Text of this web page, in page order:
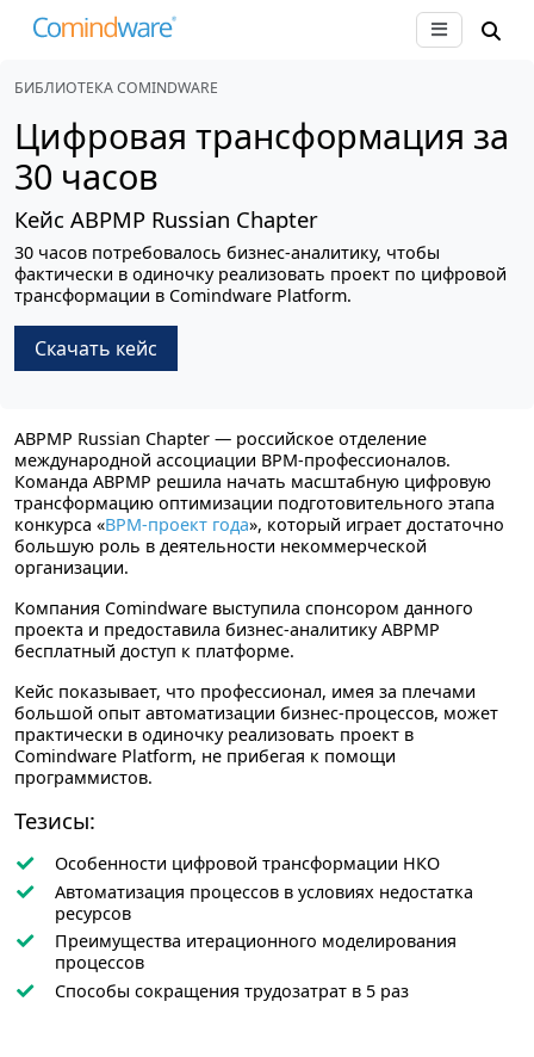
БИБЛИОТЕКА COMINDWARE
Цифровая трансформация за
30 часов
Кейс ABPMP Russian Chapter
30 часов потребовалось бизнес-аналитику, чтобы
фактически в одиночку реализовать проект по цифровой
трансформации в Comindware Platform.
Скачать кейс
ABPMP Russian Chapter — российское отделение
международной ассоциации BPM-профессионалов.
Команда ABPMP решила начать масштабную цифровую
трансформацию оптимизации подготовительного этапа
конкурса «BPM-проект года», который играет достаточно
большую роль в деятельности некоммерческой
организации.
Компания Comindware выступила спонсором данного
проекта и предоставила бизнес-аналитику ABPMP
бесплатный доступ к платформе.
Кейс показывает, что профессионал, имея за плечами
большой опыт автоматизации бизнес-процессов, может
практически в одиночку реализовать проект в
Comindware Platform, не прибегая к помощи
программистов.
Тезисы:
Особенности цифровой трансформации НКО
Автоматизация процессов в условиях недостатка
ресурсов
Преимущества итерационного моделирования
процессов
Способы сокращения трудозатрат в 5 раз